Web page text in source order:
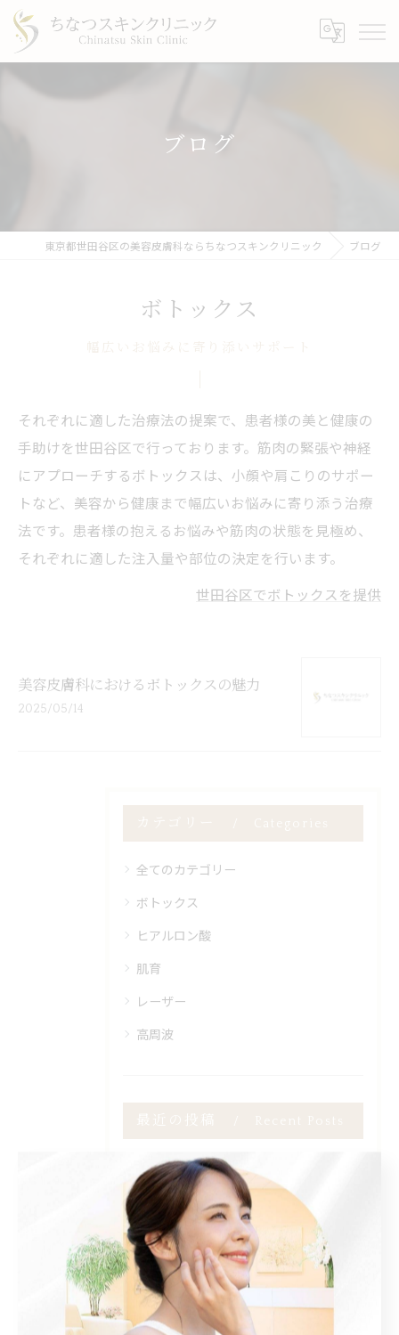
ブログ
東京都世田谷区の美容皮膚科ならちなつスキンクリニック ブログ
ボトックス
それぞれに適した治療法の提案で、患者様の美と健康の
手助けを世田谷区で行っております。筋肉の緊張や神経
にアプローチするボトックスは、小顔や肩こりのサポー
トなど、美容から健康まで幅広いお悩みに寄り添う治療
法です。患者様の抱えるお悩みや筋肉の状態を見極め、
それぞれに適した注入量や部位の決定を行います。
世田谷区でボトックスを提供
美容皮膚科におけるボトックスの魅力
2025/05/14
全てのカテゴリー
ボトックス
ヒアルロン酸
肌育
レーザー
高周波
2025/10/27
2025/08/23